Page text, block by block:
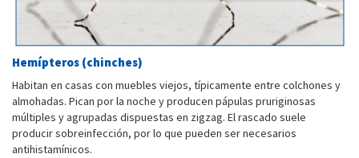
Hemípteros (chinches)
Habitan en casas con muebles viejos, típicamente entre colchones y
almohadas. Pican por la noche y producen pápulas pruriginosas
múltiples y agrupadas dispuestas en zigzag. El rascado suele
producir sobreinfección, por lo que pueden ser necesarios
antihistamínicos.